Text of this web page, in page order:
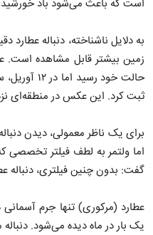
است که باعث می‌شود باد
ثبت کرد. این عکس در منطقه‌ای
برای یک ناظر معمولی، دیدن
اما ولتمر به لطف فیلتر تخصصی
گفت: بدون چنین فیلتری، دنباله
عطارد (مرکوری) تنها جرم
یک بار در ماه دیده می‌شود.